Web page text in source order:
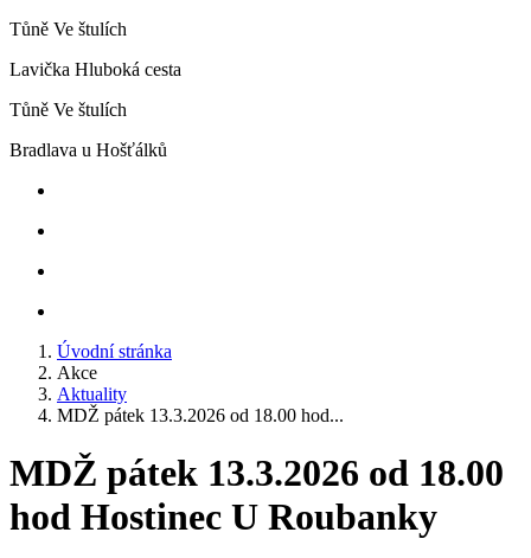
Tůně Ve štulích
Lavička Hluboká cesta
Tůně Ve štulích
Bradlava u Hošťálků
Úvodní stránka
Akce
Aktuality
MDŽ pátek 13.3.2026 od 18.00 hod...
MDŽ pátek 13.3.2026 od 18.00
hod Hostinec U Roubanky